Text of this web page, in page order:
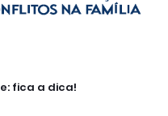
fica a dica!